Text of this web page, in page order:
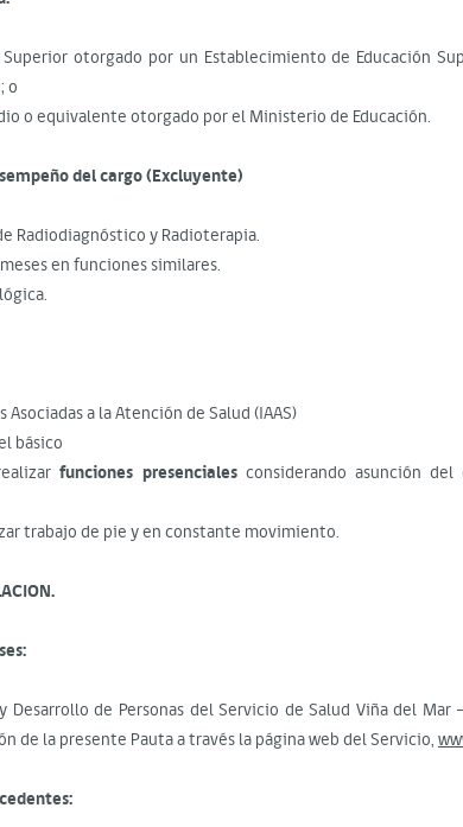
otorgado por un Establecimiento de Educación
o
o equivalente otorgado por el Ministerio de Educación.
del cargo (Excluyente)
Radiodiagnóstico y Radioterapia.
en funciones similares.
a la Atención de Salud (IAAS)
básico
funciones presencialesconsiderando asunción del
trabajo de pie y en constante movimiento.
Desarrollo de Personas del Servicio de Salud Viña del
de la presente Pauta a través la página web del Servicio,